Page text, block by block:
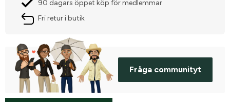
90 dagars öppet köp för medlemmar
Fri retur i butik
Fråga communityt